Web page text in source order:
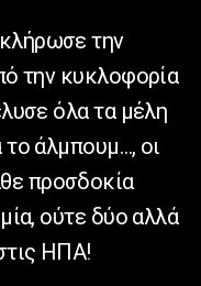
την
την κυκλοφορία
όλα τα μέλη
άλμπουμ…, οι
προσδοκία
ούτε δύο αλλά
ΗΠΑ!